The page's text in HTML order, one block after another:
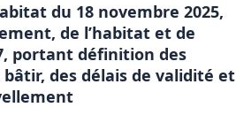
du 18 novembre 2025,
de l’habitat et de
portant définition des
des délais de validité et